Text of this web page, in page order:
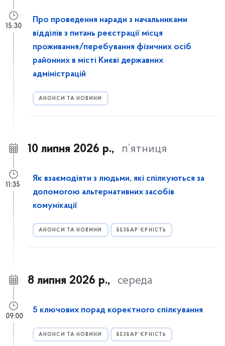
Про проведення наради з начальниками
відділів з питань реєстрації місця
проживання/перебування фізичних осіб
районних в місті Києві державних
адміністрацій
АНОНСИ ТА НОВИНИ
15:30
10 липня 2026 р., п’ятниця
Як взаємодіяти з людьми, які спілкуються за
допомогою альтернативних засобів
комунікації
АНОНСИ ТА НОВИНИ БЕЗБАР’ЄРНІСТЬ
11:35
8 липня 2026 р., середа
5 ключових порад коректного спілкування
АНОНСИ ТА НОВИНИ БЕЗБАР’ЄРНІСТЬ
09:00